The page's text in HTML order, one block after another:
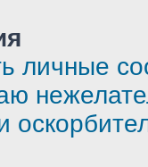
личные